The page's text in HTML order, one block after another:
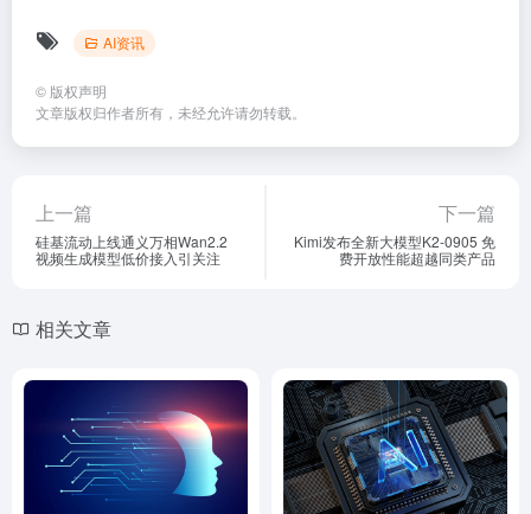
AI资讯
© 版权声明
文章版权归作者所有，未经允许请勿转载。
上一篇
硅基流动上线通义万相Wan2.2
视频生成模型低价接入引关注
下一篇
Kimi发布全新大模型K2-0905 免
费开放性能超越同类产品
相关文章